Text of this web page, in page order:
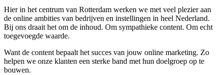
Hier in het centrum van Rotterdam werken we met veel plezier aan
de online ambities van bedrijven en instellingen in heel Nederland.
Bij ons draait het om de inhoud. Om sympathieke content. Om echt
toegevoegde waarde.
Want de content bepaalt het succes van jouw online marketing. Zo
helpen we onze klanten een sterke band met hun doelgroep op te
bouwen.